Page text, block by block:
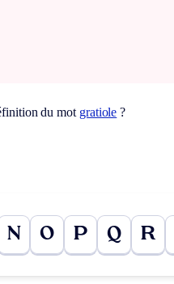
du mot gratiole ?
N O P Q R